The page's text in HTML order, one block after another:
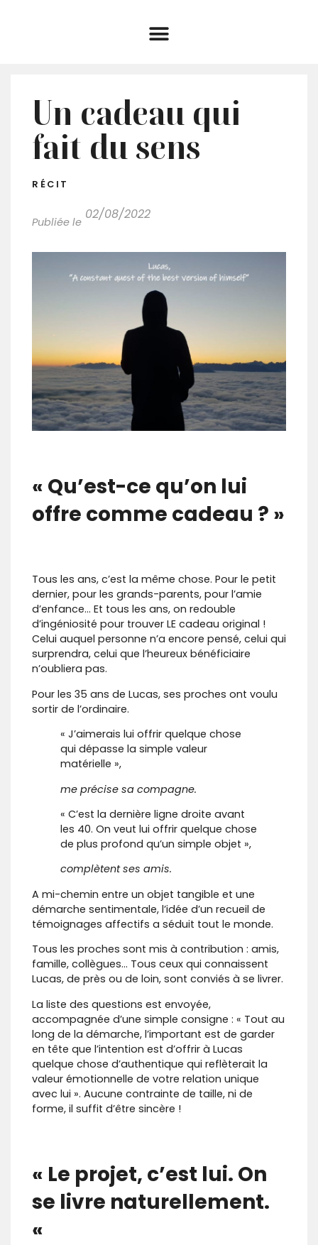
Un cadeau qui
fait du sens
RÉCIT
Publiée le
02/08/2022
« Qu’est-ce qu’on lui
offre comme cadeau ? »
Tous les ans, c’est la même chose. Pour le petit
dernier, pour les grands-parents, pour l’amie
d’enfance… Et tous les ans, on redouble
d’ingéniosité pour trouver LE cadeau original !
Celui auquel personne n’a encore pensé, celui qui
surprendra, celui que l’heureux bénéficiaire
n’oubliera pas.
Pour les 35 ans de Lucas, ses proches ont voulu
sortir de l’ordinaire.
« J’aimerais lui offrir quelque chose
qui dépasse la simple valeur
matérielle »,
me précise sa compagne.
« C’est la dernière ligne droite avant
les 40. On veut lui offrir quelque chose
de plus profond qu’un simple objet »,
complètent ses amis.
A mi-chemin entre un objet tangible et une
démarche sentimentale, l’idée d’un recueil de
témoignages affectifs a séduit tout le monde.
Tous les proches sont mis à contribution : amis,
famille, collègues… Tous ceux qui connaissent
Lucas, de près ou de loin, sont conviés à se livrer.
La liste des questions est envoyée,
accompagnée d’une simple consigne : « Tout au
long de la démarche, l’important est de garder
en tête que l’intention est d’offrir à Lucas
quelque chose d’authentique qui reflèterait la
valeur émotionnelle de votre relation unique
avec lui ». Aucune contrainte de taille, ni de
forme, il suffit d’être sincère !
« Le projet, c’est lui. On
se livre naturellement.
«